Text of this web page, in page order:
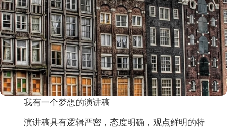
我有一个梦想的演讲稿
演讲稿具有逻辑严密，态度明确，观点鲜明的特